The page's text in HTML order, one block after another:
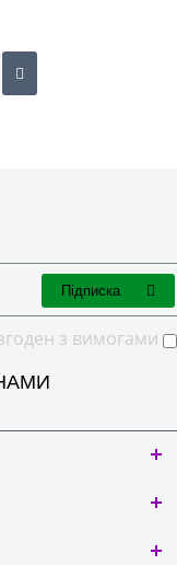
з вимогами
Підписка